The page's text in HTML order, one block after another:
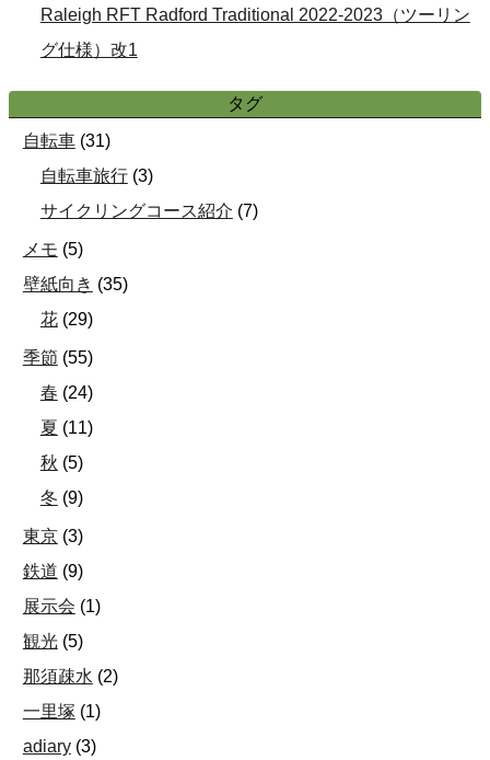
Raleigh RFT Radford Traditional 2022-2023（ツーリン
グ仕様）改1
タグ
自転車 (31)
自転車旅行 (3)
サイクリングコース紹介 (7)
メモ (5)
壁紙向き (35)
花 (29)
季節 (55)
春 (24)
夏 (11)
秋 (5)
冬 (9)
東京 (3)
鉄道 (9)
展示会 (1)
観光 (5)
那須疎水 (2)
一里塚 (1)
adiary (3)